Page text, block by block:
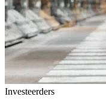
Investeerders